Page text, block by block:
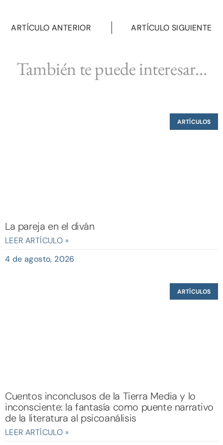
ARTÍCULO ANTERIOR ARTÍCULO SIGUIENTE
También te puede interesar...
ARTÍCULOS
La pareja en el diván
LEER ARTÍCULO »
4 de agosto, 2026
ARTÍCULOS
Cuentos inconclusos de la Tierra Media y lo
inconsciente: la fantasía como puente narrativo
de la literatura al psicoanálisis
LEER ARTÍCULO »